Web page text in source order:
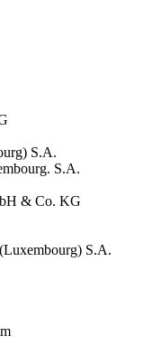
S.A.
S.A.
& Co. KG
S.A.